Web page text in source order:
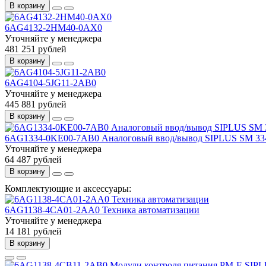
В корзину
6AG4132-2HM40-0AX0
Уточняйте у менеджера
481 251 рублей
В корзину
6AG4104-5JG11-2AB0
Уточняйте у менеджера
445 881 рублей
В корзину
6AG1334-0KE00-7AB0 Аналоговый ввод/вывод SIPLUS SM
Уточняйте у менеджера
64 487 рублей
В корзину
Комплектующие и аксессуары:
6AG1138-4CA01-2AA0 Техника автоматизации
Уточняйте у менеджера
14 181 рублей
В корзину